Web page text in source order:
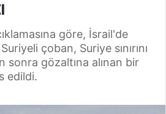
göre, İsrail'de
çoban, Suriye sınırını
sonra gözaltına alınan bir
edildi.